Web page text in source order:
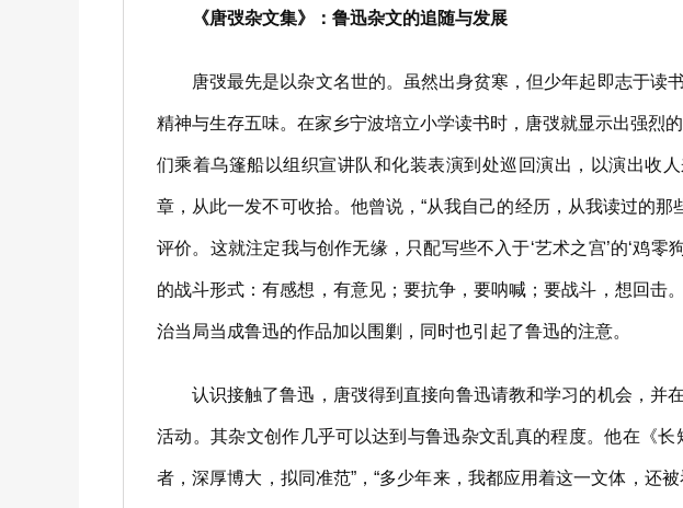
《唐弢杂文集》：鲁迅杂文的追随与发展
唐弢最先是以杂文名世的。虽然出身贫寒，但少年起即志于读
精神与生存五味。在家乡宁波培立小学读书时，唐弢就显示出强烈
们乘着乌篷船以组织宣讲队和化装表演到处巡回演出，以演出收
章，从此一发不可收拾。他曾说，“从我自己的经历，从我读过的
评价。这就注定我与创作无缘，只配写些不入于‘艺术之宫’的‘鸡
的战斗形式：有感想，有意见；要抗争，要呐喊；要战斗，想回
治当局当成鲁迅的作品加以围剿，同时也引起了鲁迅的注意。
认识接触了鲁迅，唐弢得到直接向鲁迅请教和学习的机会，并
活动。其杂文创作几乎可以达到与鲁迅杂文乱真的程度。他在《
者，深厚博大，拟同准范”，“多少年来，我都应用着这一文体，还